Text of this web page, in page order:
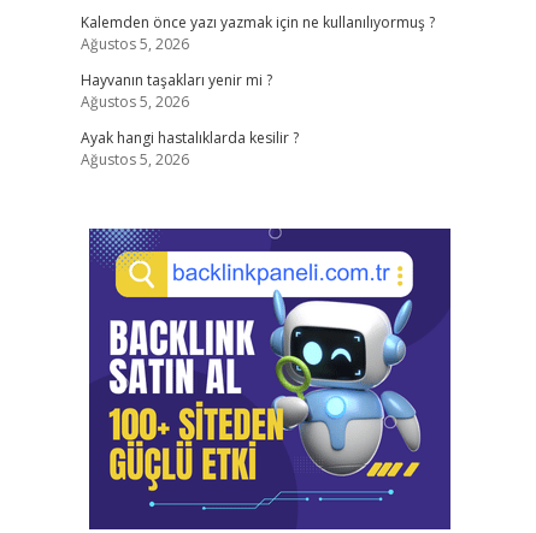
Kalemden önce yazı yazmak için ne kullanılıyormuş ?
Ağustos 5, 2026
Hayvanın taşakları yenir mi ?
Ağustos 5, 2026
Ayak hangi hastalıklarda kesilir ?
Ağustos 5, 2026